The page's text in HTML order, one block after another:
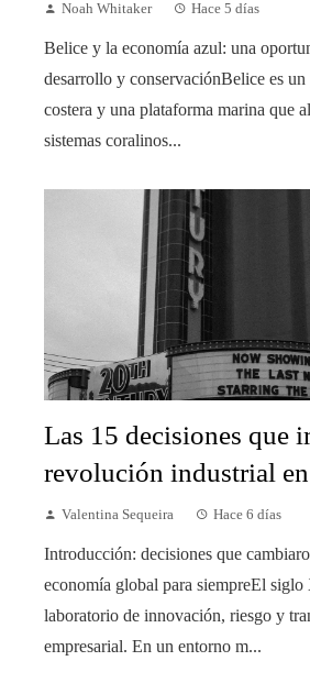
Noah Whitaker Hace 5 días
Belice y la economía azul: una
desarrollo y conservaciónBelice es
costera y una plataforma marina que
sistemas coralinos...
Las 15 decisiones que
revolución industrial
Valentina Sequeira Hace 6 días
Introducción: decisiones que
economía global para siempreEl
laboratorio de innovación, riesgo y
empresarial. En un entorno m...